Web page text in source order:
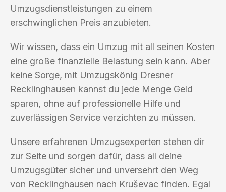
Umzugsdienstleistungen zu einem
erschwinglichen Preis anzubieten.
Wir wissen, dass ein Umzug mit all seinen Kosten
eine große finanzielle Belastung sein kann. Aber
keine Sorge, mit Umzugskönig Dresner
Recklinghausen kannst du jede Menge Geld
sparen, ohne auf professionelle Hilfe und
zuverlässigen Service verzichten zu müssen.
Unsere erfahrenen Umzugsexperten stehen dir
zur Seite und sorgen dafür, dass all deine
Umzugsgüter sicher und unversehrt den Weg
von Recklinghausen nach Kruševac finden. Egal